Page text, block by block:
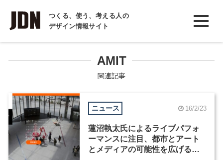
つくる、使う、考える人の
デザイン情報サイト
INTERVIEW
インタビュー
COLUMN
コラム
AMIT
関連記事
ニュース 16/2/23
蓮沼執太氏によるライブパフォ
ーマンスに注目、都市とアート
とメディアの可能性を広げる